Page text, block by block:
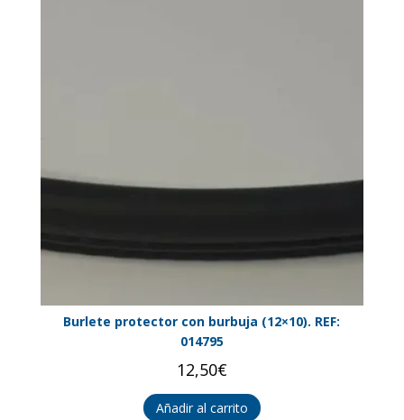
Burlete protector con burbuja (12×10). REF:
014795
12,50€
Añadir al carrito